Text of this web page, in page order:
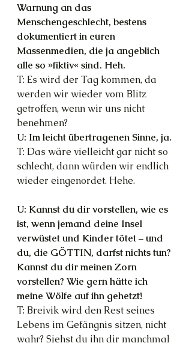
Warnung an das
Menschengeschlecht, bestens
dokumentiert in euren
Massenmedien, die ja angeblich
alle so »fiktiv« sind. Heh.
T: Es wird der Tag kommen, da
werden wir wieder vom Blitz
getroffen, wenn wir uns nicht
benehmen?
U: Im leicht übertragenen Sinne, ja.
T: Das wäre vielleicht gar nicht so
schlecht, dann würden wir endlich
wieder eingenordet. Hehe.
U: Kannst du dir vorstellen, wie es
ist, wenn jemand deine Insel
verwüstet und Kinder tötet – und
du, die GÖTTIN, darfst nichts tun?
Kannst du dir meinen Zorn
vorstellen? Wie gern hätte ich
meine Wölfe auf ihn gehetzt!
T: Breivik wird den Rest seines
Lebens im Gefängnis sitzen, nicht
wahr? Siehst du ihn dir manchmal